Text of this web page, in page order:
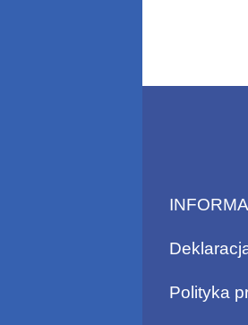
Polityka